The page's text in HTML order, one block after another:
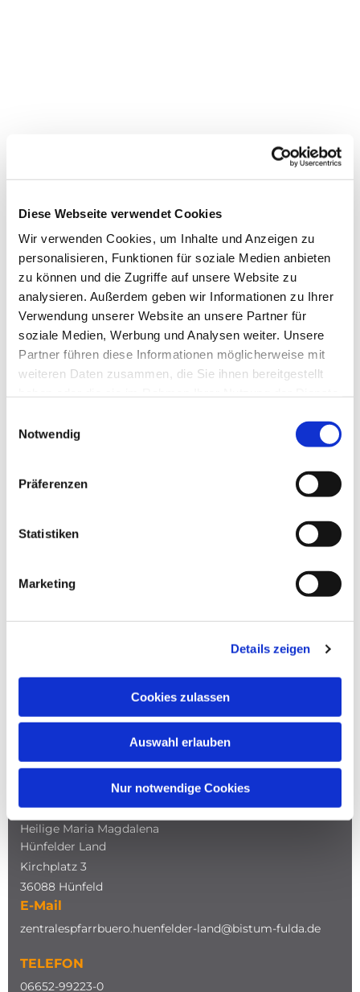
Diese Webseite verwendet Cookies
Wir verwenden Cookies, um Inhalte und Anzeigen zu
personalisieren, Funktionen für soziale Medien anbieten
zu können und die Zugriffe auf unsere Website zu
analysieren. Außerdem geben wir Informationen zu Ihrer
Verwendung unserer Website an unsere Partner für
soziale Medien, Werbung und Analysen weiter. Unsere
Partner führen diese Informationen möglicherweise mit
weiteren Daten zusammen, die Sie ihnen bereitgestellt
Notwendig
Präferenzen
Statistiken
Marketing
Details zeigen
Cookies zulassen
Auswahl erlauben
Nur notwendige Cookies
Dies könnte Sie auch
interessieren
NAVIGATION
Katholische Kirche
Heilige Maria Magdalena
Hünfelder Land
Kirchplatz 3
36088 Hünfeld
E-Mail
zentralespfarrbuero.huenfelder-land@bistum-fulda.de
TELEFON
06652-99223-0